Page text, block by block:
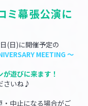
ミ幕張公演に
(日)に開催予定の
MEETING ～
遊びに来ます！
さいね♪
中止になる場合がご